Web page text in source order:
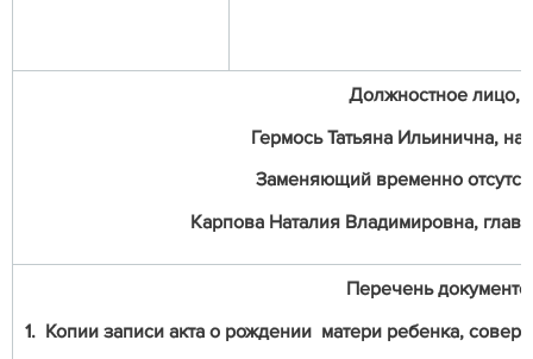
Должностное лицо,
Гермось Татьяна Ильинична,
Заменяющий временно
Карпова Наталия Владимировна,
Перечень
1. Копии записи акта о рождении матери ребенка,